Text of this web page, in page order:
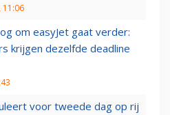
11:06
om easyJet gaat verder:
krijgen dezelfde deadline
voor tweede dag op rij